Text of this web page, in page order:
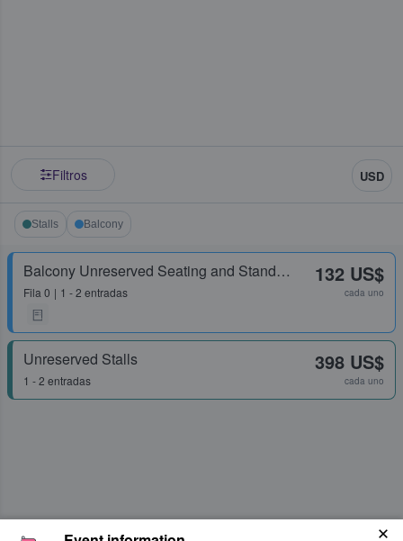
Filtros USD
Stalls Balcony
Balcony Unreserved Seating and Standing
Fila 0 1 - 2 entradas
132 US$
cada uno
Unreserved Stalls
1 - 2 entradas
398 US$
cada uno